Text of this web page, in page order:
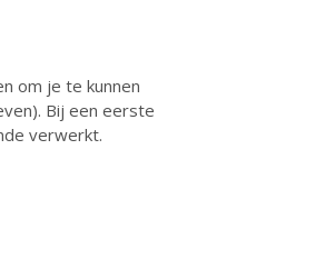
om je te kunnen
Bij een eerste
verwerkt.